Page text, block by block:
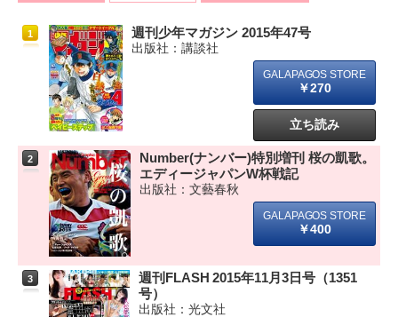
1 週刊少年マガジン 2015年47号
出版社：講談社
￥270
立ち読み
2
Number(ナンバー)特別増刊 桜の凱歌。
エディージャパンW杯戦記
出版社：文藝春秋
￥400
3
週刊FLASH 2015年11月3日号（1351
号）
出版社：光文社